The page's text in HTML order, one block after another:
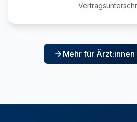
Mehr für Ärzt:innen